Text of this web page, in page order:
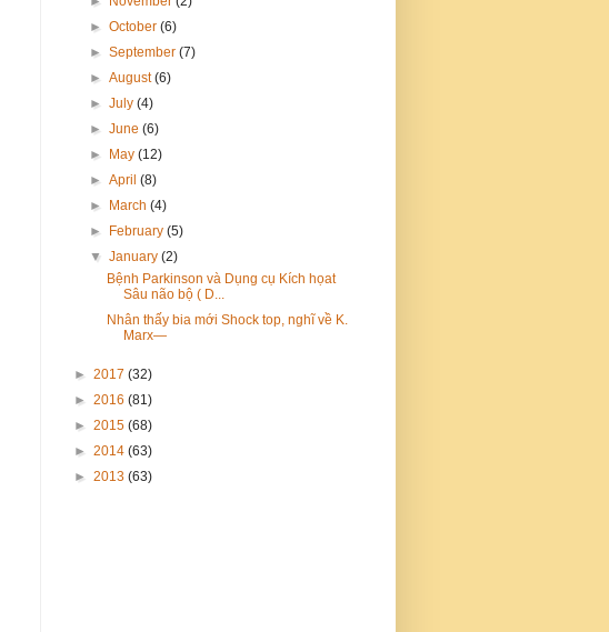
►October(6)
►September(7)
►August(6)
►July(4)
►June(6)
►
May(12)
►April(8)
►
March(4)
►
February(5)
▼January(2)
Bệnh Parkinson và Dụng cụ Kích họat
Sâu não bộ ( D...
Nhân thấy bia mới Shock top, nghĩ về K.
Marx—
► 2017 (32)
► 2016 (81)
► 2015 (68)
► 2014 (63)
► 2013 (63)